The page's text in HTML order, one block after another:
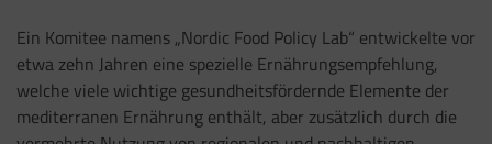
Ein Komitee namens „Nordic Food Policy Lab“ entwickelte vor
etwa zehn Jahren eine spezielle Ernährungsempfehlung,
welche viele wichtige gesundheitsfördernde Elemente der
mediterranen Ernährung enthält, aber zusätzlich durch die